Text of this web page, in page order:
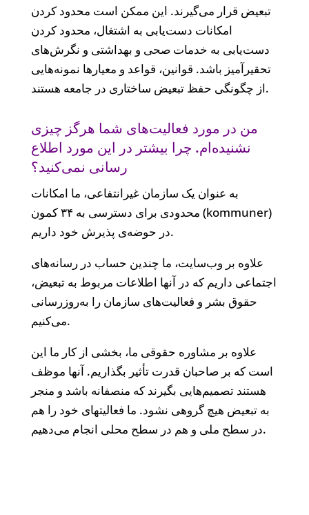
تبعیض قرار می‌‌گیرند. این ممکن است محدود کردن
امکانات دست‌‌یابی به اشتغال، محدود کردن
دست‌‌یابی به خدمات صحی و بهداشتی و نگرش‌‌های
تحقیرآمیز باشد. قوانین، قواعد و معیارها نمونه‌‌هایی
از چگونگی حفظ تبعیض ساختاری در جامعه هستند.
من در مورد فعالیت‌‌های شما هرگز چیزی
نشنیده‌‌ام. چرا بیشتر در این مورد اطلاع
رسانی نمی‌‌کنید؟
به عنوان یک سازمان غیرانتفاعی، ما امکانات
محدودی برای دسترسی به ۳۴ کمون (kommuner)
در حوضه‌‌ی پذیرش خود داریم.
علاوه بر وب‌‌سایت، ما چندین حساب در رسانه‌‌های
اجتماعی داریم که در آنها اطلاعات مربوط به تبعیض،
حقوق بشر و فعالیت‌‌های سازمان را به‌‌روزرسانی
می‌‌کنیم.
علاوه بر مشاوره حقوقی ما، بخشی از کار ما این
است که بر صاحبان قدرت‌‌ تأثیر بگذاریم. آنها موظف
هستند تصمیم‌‌هایی بگیرند که منصفانه باشد و منجر
به تبعیض هیچ گروهی نشود. ما فعالیتهای خود را هم
در سطح ملی و هم در سطح محلی انجام می‌‌دهیم.